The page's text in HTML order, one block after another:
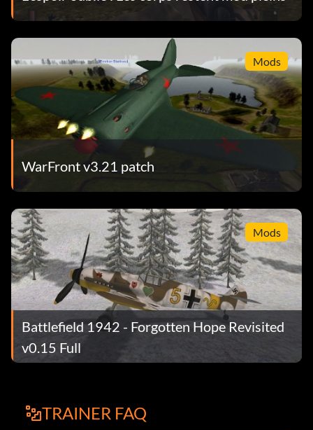
Mods
WarFront v3.21 patch
Mods
Battlefield 1942 - Forgotten Hope Revisited
v0.15 Full
TRAINER FAQ